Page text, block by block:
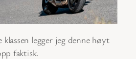
klassen legger jeg denne høyt
faktisk.